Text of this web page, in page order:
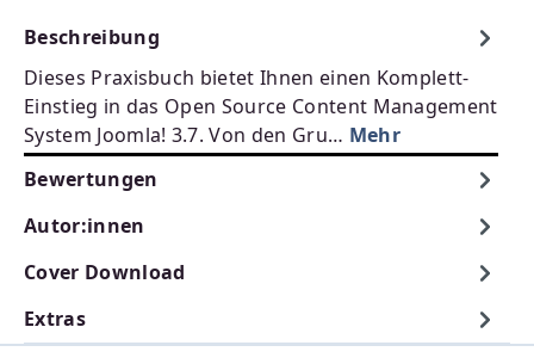
Beschreibung
Dieses Praxisbuch bietet Ihnen einen Komplett-
Einstieg in das Open Source Content Management
System Joomla! 3.7. Von den Gru… Mehr
Bewertungen
Autor:innen
Cover Download
Extras